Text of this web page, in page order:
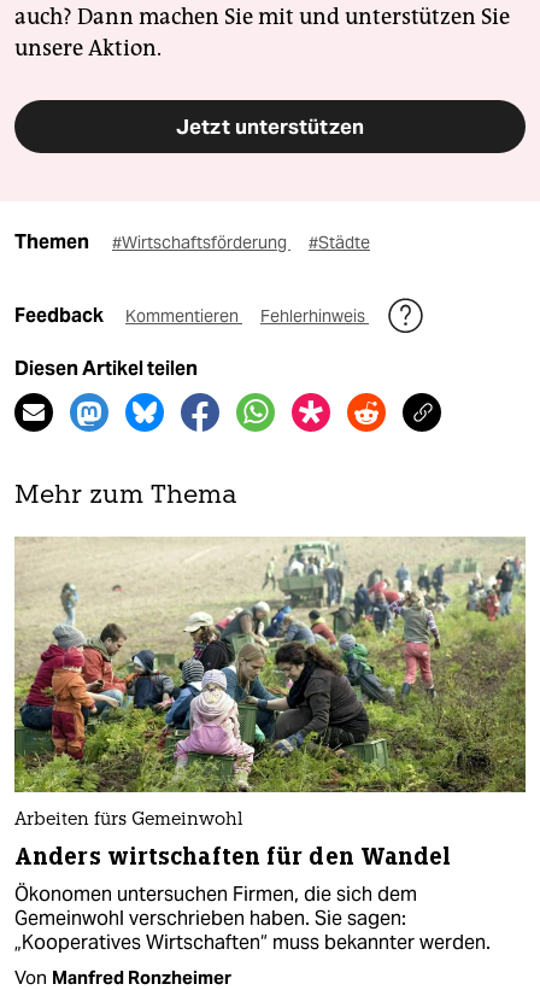
auch? Dann machen Sie mit und unterstützen Sie
unsere Aktion.
Jetzt unterstützen
Themen #Wirtschaftsförderung #Städte
Feedback Kommentieren Fehlerhinweis
Diesen Artikel teilen
Mehr zum Thema
Arbeiten fürs Gemeinwohl
Anders wirtschaften für den Wandel
Ökonomen untersuchen Firmen, die sich dem
Gemeinwohl verschrieben haben. Sie sagen:
„Kooperatives Wirtschaften“ muss bekannter werden.
Von Manfred Ronzheimer